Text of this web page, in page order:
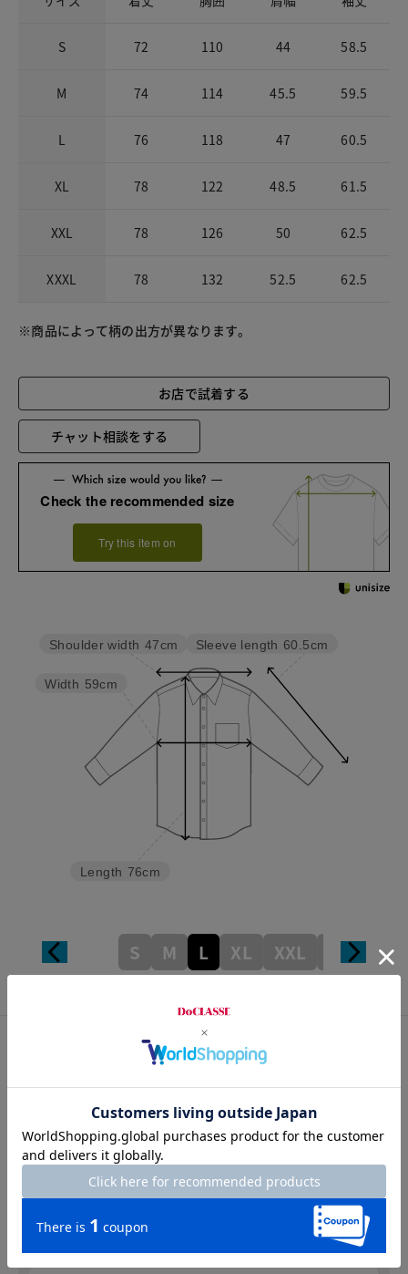
S 72 110 44 58.5
M 74 114 45.5 59.5
L 76 118 47 60.5
XL 78 122 48.5 61.5
XXL 78 126 50 62.5
XXXL 78 132 52.5 62.5
※商品によって柄の出方が異なります。
お店で試着する
チャット相談をする
Check the recommended size
Try this item on
Sleeve length 60.5cm
Length 76cm
Width 59cm
Shoulder width 47cm
S M L XL XXL XXXL
スタッフコメント
普段のサイズ：L 着用サイズ：L